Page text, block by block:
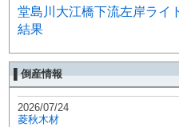
堂島川大江橋下流左岸ライ
結果
▌倒産情報
2026/07/24
菱秋木材